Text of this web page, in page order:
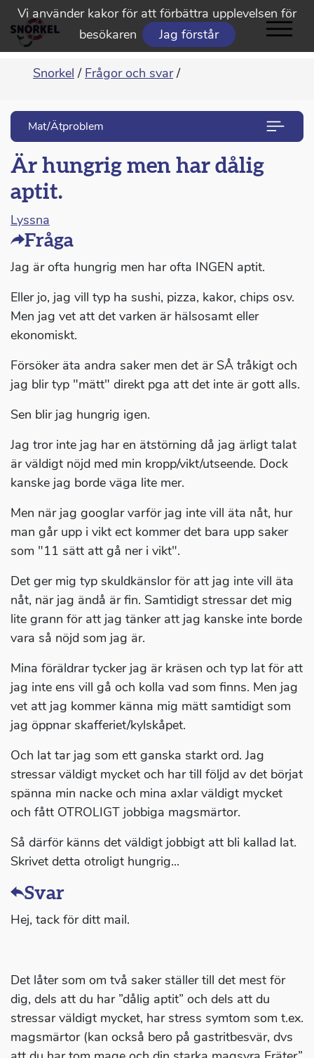
Vi använder kakor för att förbättra upplevelsen för
besökaren
Jag förstår
Snorkel / Frågor och svar /
Mat/Ätproblem
Är hungrig men har dålig
aptit.
Lyssna
Fråga
Jag är ofta hungrig men har ofta INGEN aptit.
Eller jo, jag vill typ ha sushi, pizza, kakor, chips osv.
Men jag vet att det varken är hälsosamt eller
ekonomiskt.
Försöker äta andra saker men det är SÅ tråkigt och
jag blir typ "mätt" direkt pga att det inte är gott alls.
Sen blir jag hungrig igen.
Jag tror inte jag har en ätstörning då jag ärligt talat
är väldigt nöjd med min kropp/vikt/utseende. Dock
kanske jag borde väga lite mer.
Men när jag googlar varför jag inte vill äta nåt, hur
man går upp i vikt ect kommer det bara upp saker
som "11 sätt att gå ner i vikt".
Det ger mig typ skuldkänslor för att jag inte vill äta
nåt, när jag ändå är fin. Samtidigt stressar det mig
lite grann för att jag tänker att jag kanske inte borde
vara så nöjd som jag är.
Mina föräldrar tycker jag är kräsen och typ lat för att
jag inte ens vill gå och kolla vad som finns. Men jag
vet att jag kommer känna mig mätt samtidigt som
jag öppnar skafferiet/kylskåpet.
Och lat tar jag som ett ganska starkt ord. Jag
stressar väldigt mycket och har till följd av det börjat
spänna min nacke och mina axlar väldigt mycket
och fått OTROLIGT jobbiga magsmärtor.
Så därför känns det väldigt jobbigt att bli kallad lat.
Skrivet detta otroligt hungrig...
Svar
Hej, tack för ditt mail.
Det låter som om två saker ställer till det mest för
dig, dels att du har ”dålig aptit” och dels att du
stressar väldigt mycket, har stress symtom som t.ex.
magsmärtor (kan också bero på gastritbesvär, dvs